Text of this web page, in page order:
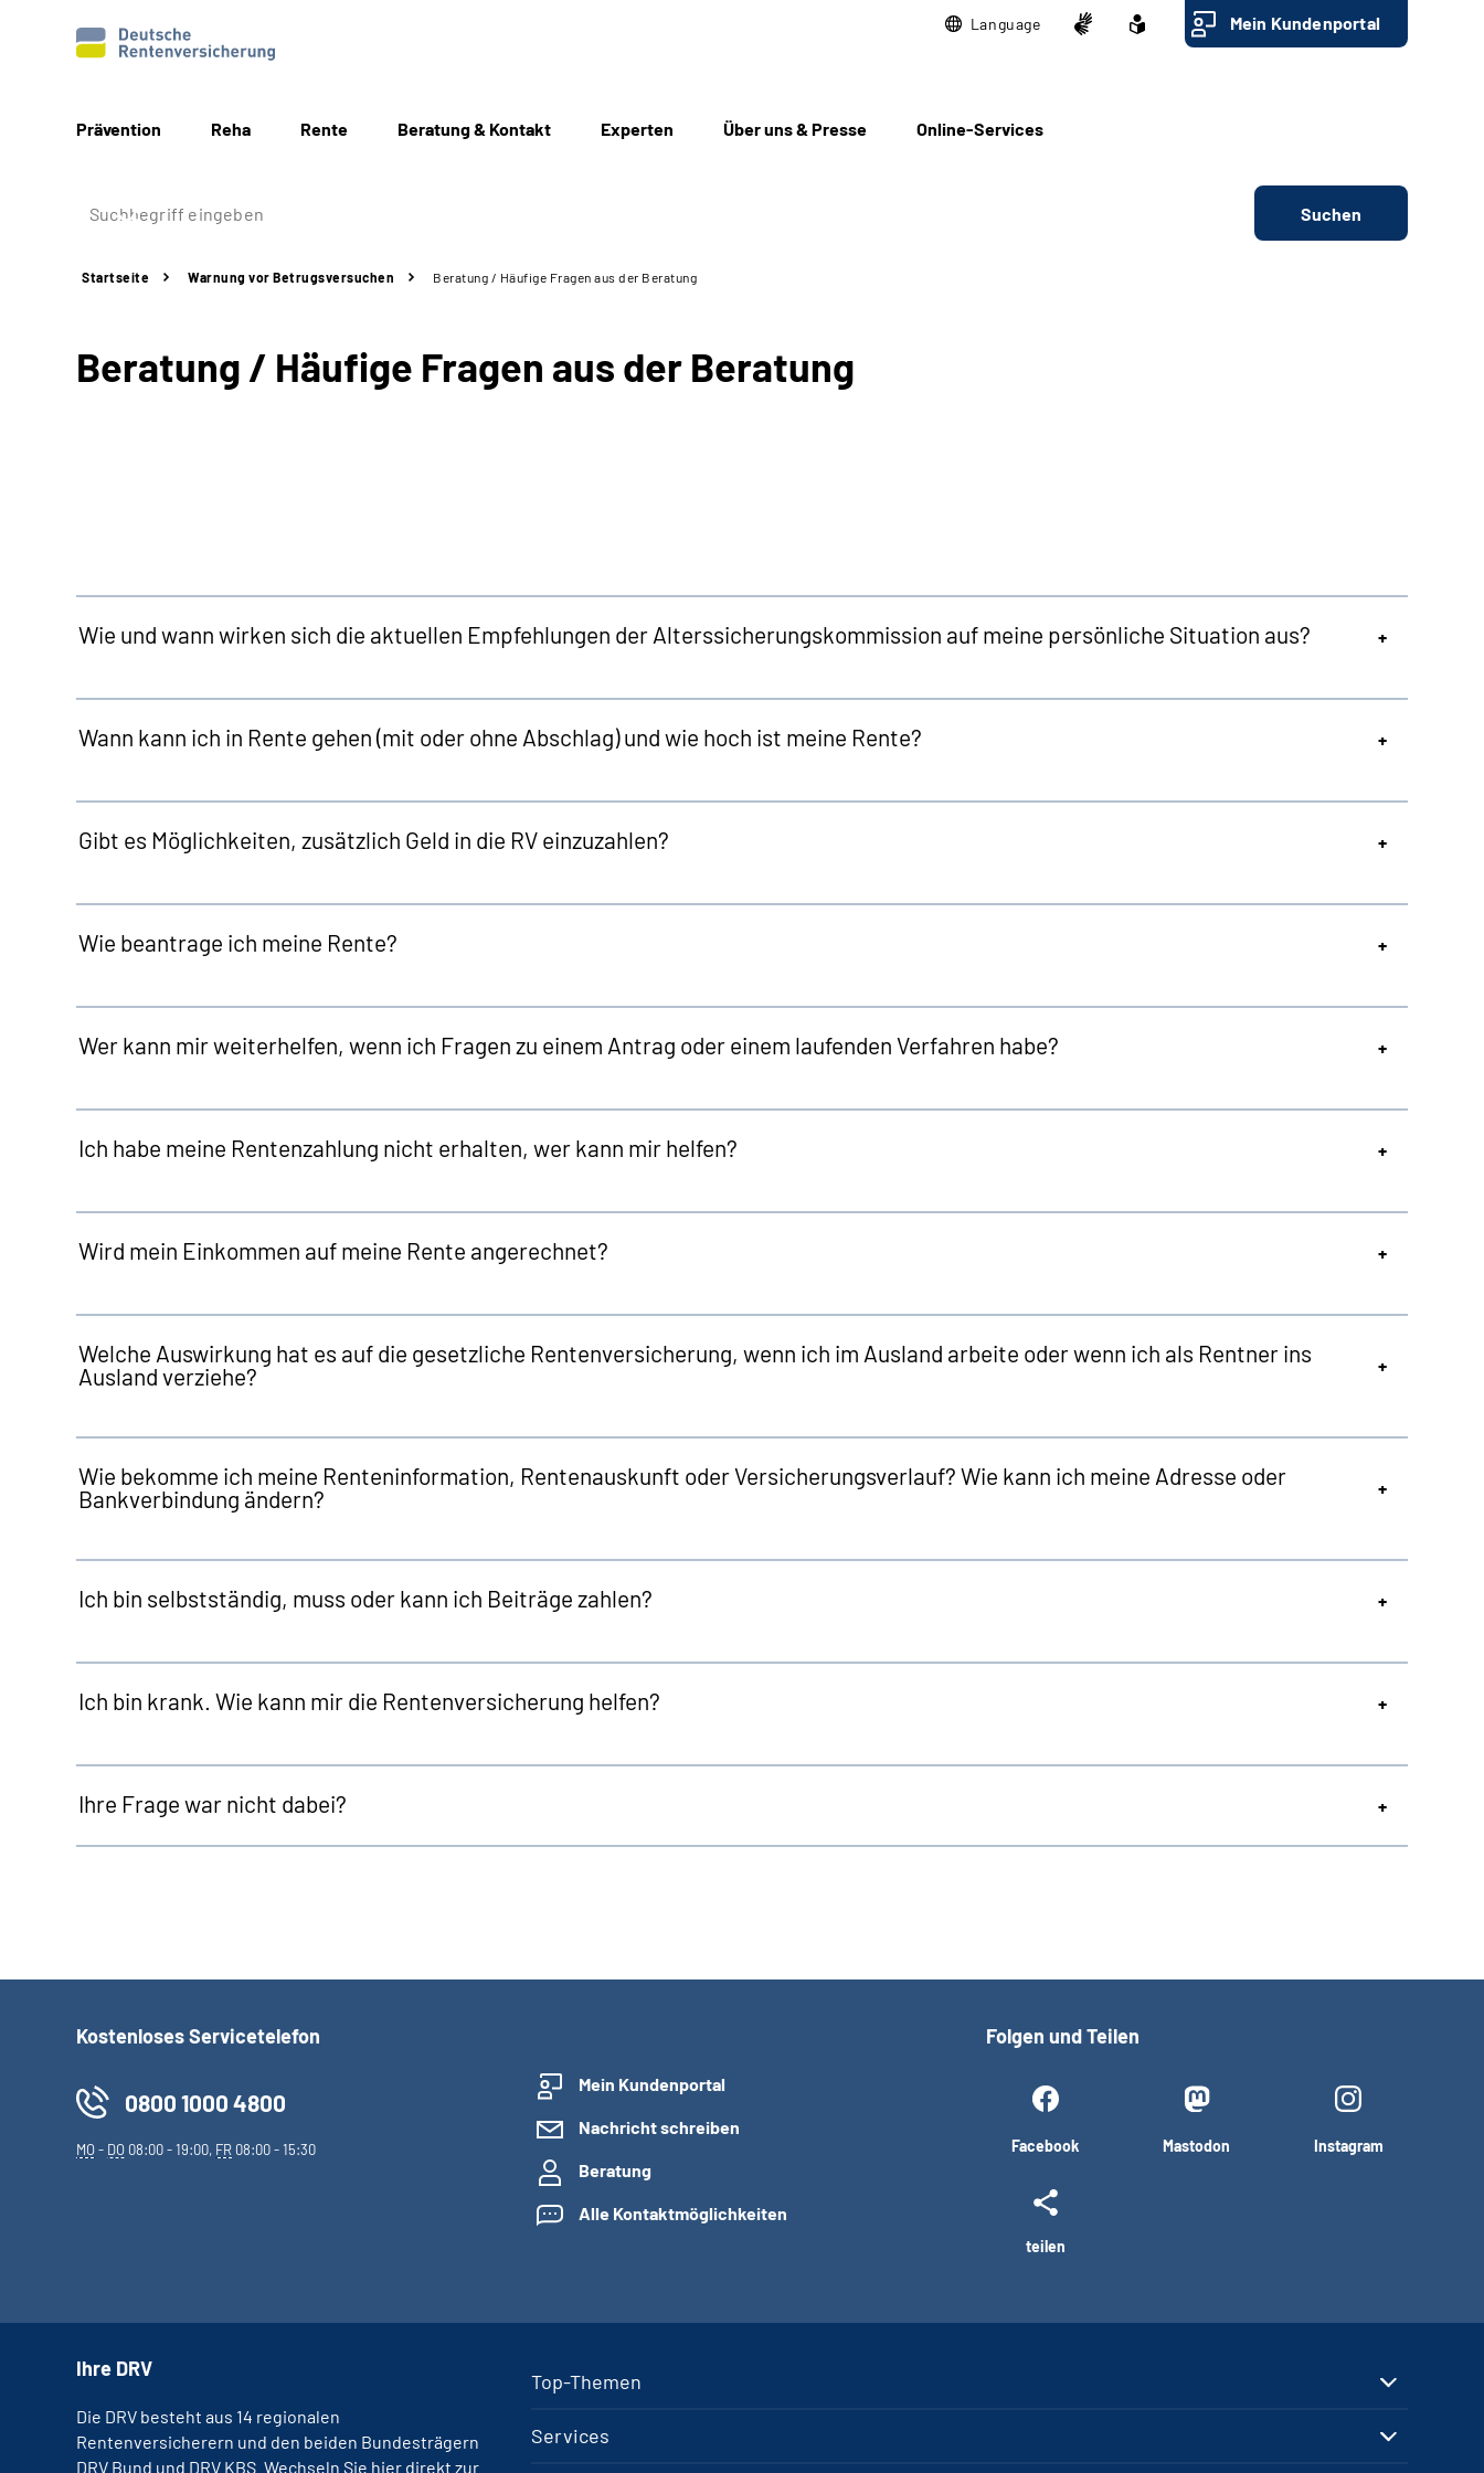
Language Mein Kundenportal
Prävention Reha Rente Beratung & Kontakt Experten Über uns & Presse Online-Services
Suchen
Startseite Warnung vor Betrugsversuchen Beratung / Häufige Fragen aus der Beratung
Beratung / Häufige Fragen aus der Beratung
Wie und wann wirken sich die aktuellen Empfehlungen der Alterssicherungskommission auf meine persönliche Situation aus?
Wann kann ich in Rente gehen (mit oder ohne Abschlag) und wie hoch ist meine Rente?
Gibt es Möglichkeiten, zusätzlich Geld in die RV einzuzahlen?
Wie beantrage ich meine Rente?
Wer kann mir weiterhelfen, wenn ich Fragen zu einem Antrag oder einem laufenden Verfahren habe?
Ich habe meine Rentenzahlung nicht erhalten, wer kann mir helfen?
Wird mein Einkommen auf meine Rente angerechnet?
Welche Auswirkung hat es auf die gesetzliche Rentenversicherung, wenn ich im Ausland arbeite oder wenn ich als Rentner ins
Ausland verziehe?
Wie bekomme ich meine Renteninformation, Rentenauskunft oder Versicherungsverlauf? Wie kann ich meine Adresse oder
Bankverbindung ändern?
Ich bin selbstständig, muss oder kann ich Beiträge zahlen?
Ich bin krank. Wie kann mir die Rentenversicherung helfen?
Ihre Frage war nicht dabei?
Kostenloses Servicetelefon
0800 1000 4800
MO- DO 08:00 - 19:00, FR 08:00 - 15:30
Mein Kundenportal
Nachricht schreiben
Beratung
Alle Kontaktmöglichkeiten
Folgen und Teilen
Facebook Mastodon Instagram
teilen
Top-Themen
Services
Ihre DRV
Die DRV besteht aus 14 regionalen
Rentenversicherern und den beiden Bundesträgern
DRV Bund und DRV KBS. Wechseln Sie hier direkt zur